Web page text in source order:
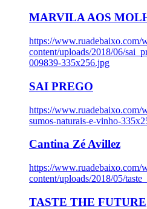
MARVILA AOS
https://www.ruadebaixo.com/
content/uploads/2018/06/
009839-335x256.jpg
SAI PREGO
https://www.ruadebaixo.com/
sumos-naturais-e-vinho-
Cantina Zé Avillez
https://www.ruadebaixo.com/
content/uploads/2018/05/
TASTE THE FUTURE